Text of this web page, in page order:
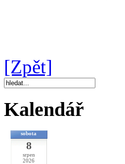
[Zpět]
Kalendář
sobota
8
srpen
2026